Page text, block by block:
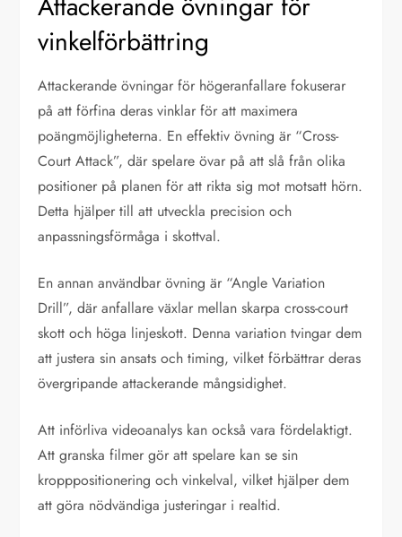
vinkelförbättring
Attackerande övningar för högeranfallare fokuserar
på att förfina deras vinklar för att maximera
poängmöjligheterna. En effektiv övning är “Cross-
Court Attack”, där spelare övar på att slå från olika
positioner på planen för att rikta sig mot motsatt hörn.
Detta hjälper till att utveckla precision och
anpassningsförmåga i skottval.
En annan användbar övning är “Angle Variation
Drill”, där anfallare växlar mellan skarpa cross-court
skott och höga linjeskott. Denna variation tvingar dem
att justera sin ansats och timing, vilket förbättrar deras
övergripande attackerande mångsidighet.
Att införliva videoanalys kan också vara fördelaktigt.
Att granska filmer gör att spelare kan se sin
kropppositionering och vinkelval, vilket hjälper dem
att göra nödvändiga justeringar i realtid.